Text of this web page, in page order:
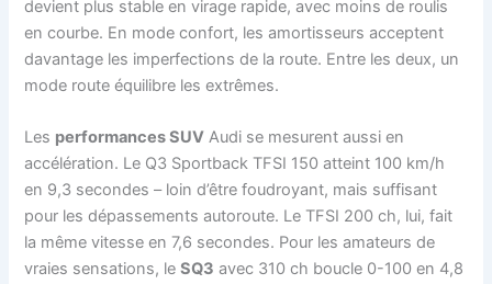
devient plus stable en virage rapide, avec moins de roulis
en courbe. En mode confort, les amortisseurs acceptent
davantage les imperfections de la route. Entre les deux, un
mode route équilibre les extrêmes.
Les performances SUV Audi se mesurent aussi en
accélération. Le Q3 Sportback TFSI 150 atteint 100 km/h
en 9,3 secondes – loin d’être foudroyant, mais suffisant
pour les dépassements autoroute. Le TFSI 200 ch, lui, fait
la même vitesse en 7,6 secondes. Pour les amateurs de
vraies sensations, leSQ3 avec 310 ch boucle 0-100 en 4,8